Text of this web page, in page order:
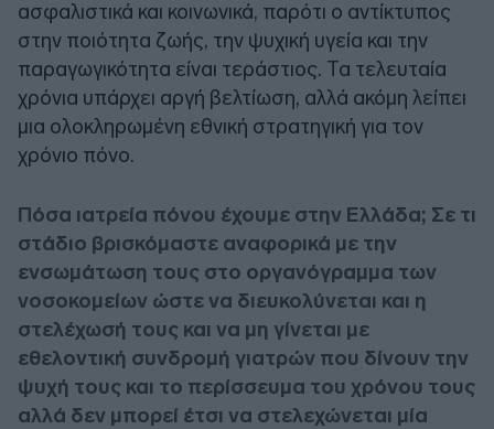
ασφαλιστικά και κοινωνικά, παρότι ο αντίκτυπος
στην ποιότητα ζωής, την ψυχική υγεία και την
παραγωγικότητα είναι τεράστιος. Τα τελευταία
χρόνια υπάρχει αργή βελτίωση, αλλά ακόμη λείπει
μια ολοκληρωμένη εθνική στρατηγική για τον
χρόνιο πόνο.
Πόσα ιατρεία πόνου έχουμε στην Ελλάδα; Σε τι
στάδιο βρισκόμαστε αναφορικά με την
ενσωμάτωση τους στο οργανόγραμμα των
νοσοκομείων ώστε να διευκολύνεται και η
στελέχωσή τους και να μη γίνεται με
εθελοντική συνδρομή γιατρών που δίνουν την
ψυχή τους και το περίσσευμα του χρόνου τους
αλλά δεν μπορεί έτσι να στελεχώνεται μία